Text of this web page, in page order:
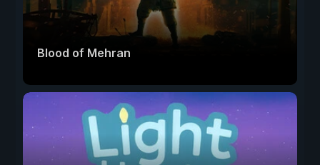
Blood of Mehran